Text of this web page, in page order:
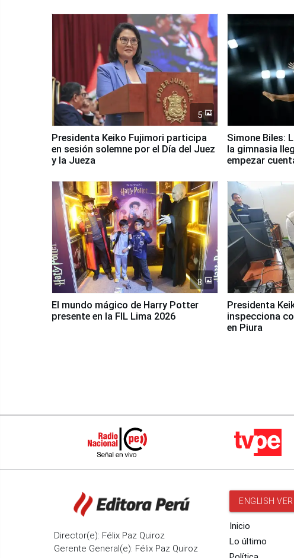
5
Presidenta Keiko Fujimori participa
en sesión solemne por el Día del Juez
y la Jueza
Simone Biles:
la gimnasia
empezar
8
El mundo mágico de Harry Potter
presente en la FIL Lima 2026
Presidenta Keiko Fujimori,
inspecciona
en Piura
Director(e): Félix Paz Quiroz
Gerente General(e): Félix Paz Quiroz
ENGLISH
Inicio
Lo último